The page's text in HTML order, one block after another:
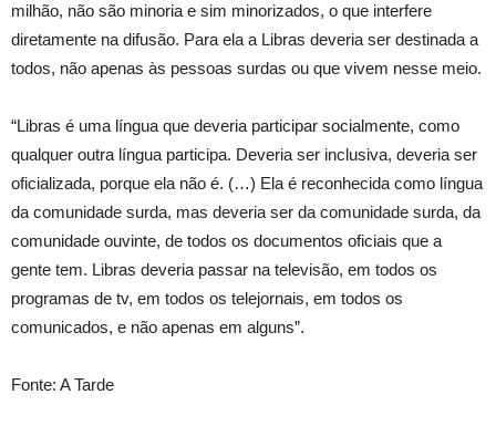
milhão, não são minoria e sim minorizados, o que interfere
diretamente na difusão. Para ela a Libras deveria ser destinada a
todos, não apenas às pessoas surdas ou que vivem nesse meio.
“Libras é uma língua que deveria participar socialmente, como
qualquer outra língua participa. Deveria ser inclusiva, deveria ser
oficializada, porque ela não é. (…) Ela é reconhecida como língua
da comunidade surda, mas deveria ser da comunidade surda, da
comunidade ouvinte, de todos os documentos oficiais que a
gente tem. Libras deveria passar na televisão, em todos os
programas de tv, em todos os telejornais, em todos os
comunicados, e não apenas em alguns”.
Fonte: A Tarde